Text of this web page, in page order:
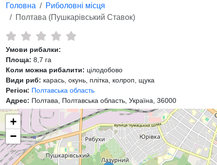
Головна
Риболовні місця
Полтава (Пушкарівський Cтавок)
Умови рибалки:
Площа: 8,7 га
Коли можна рибалити: цілодобово
Види риб: карась, окунь, плітка, колроп, щука
Регіон: Полтавська область
Адрес: Полтава, Полтавська область, Україна, 36000
+
−